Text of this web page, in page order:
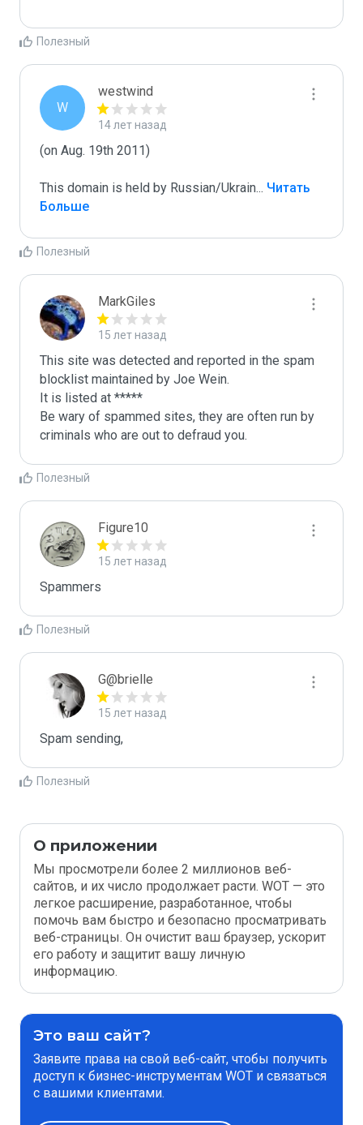
Полезный
W
westwind
14 лет назад
(on Aug. 19th 2011)
This domain is held by Russian/Ukrain... Читать
Больше
Полезный
MarkGiles
15 лет назад
This site was detected and reported in the spam
blocklist maintained by Joe Wein.
It is listed at *****
Be wary of spammed sites, they are often run by
criminals who are out to defraud you.
Полезный
Figure10
15 лет назад
Spammers
Полезный
G@brielle
15 лет назад
Spam sending,
Полезный
О приложении
Мы просмотрели более 2 миллионов веб-
сайтов, и их число продолжает расти. WOT — это
легкое расширение, разработанное, чтобы
помочь вам быстро и безопасно просматривать
веб-страницы. Он очистит ваш браузер, ускорит
его работу и защитит вашу личную
информацию.
Это ваш сайт?
Заявите права на свой веб-сайт, чтобы получить
доступ к бизнес-инструментам WOT и связаться
с вашими клиентами.